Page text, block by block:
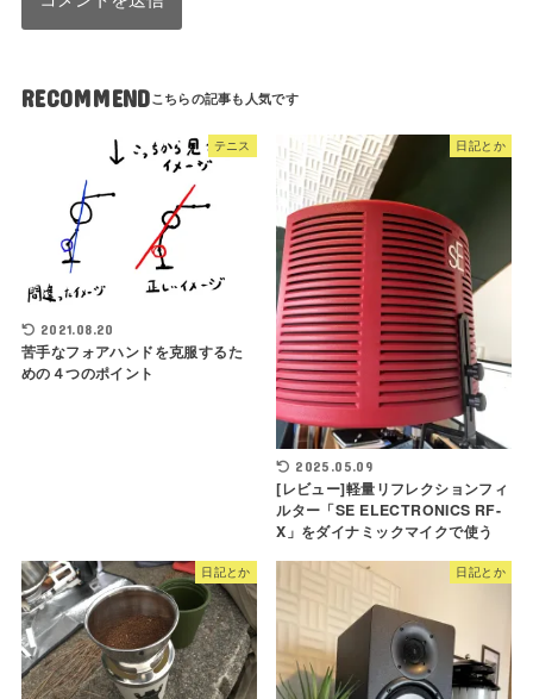
RECOMMEND
テニス
2021.08.20
苦手なフォアハンドを克服するた
めの４つのポイント
日記とか
2025.05.09
[レビュー]軽量リフレクションフィ
ルター「SE ELECTRONICS RF-
X」をダイナミックマイクで使う
日記とか 日記とか